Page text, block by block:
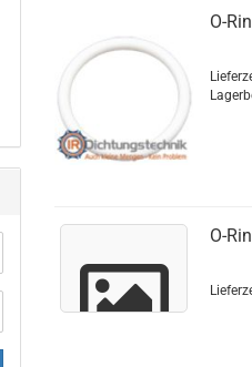
O-
O-